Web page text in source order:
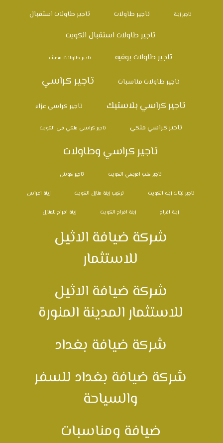
تاجير زينة تاجير طاولات تاجير طاولات استقبال
تاجير طاولات استقبال الكويت
تاجير طاولات بوفيه
تاجير طاولات مضيئة
تاجير طاولات مناسبات تاجير كراسي
تاجير كراسي بلاستيك تاجير كراسي عزاء
تاجير كراسي ملكي تاجير كراسي ملكي في الكويت
تاجير كراسي وطاولات
تاجير كنب امريكي الكويت تاجير كوش
تاجير ليتات زينه الكويت تركيب زينة منازل الكويت زينة اعراس
زينة افراح زينة افراح الكويت زينة افراح للمنازل
شركة ضيافة الاثيل
للاستثمار
شركة ضيافة الاثيل
للاستثمار المدينة المنورة
شركة ضيافة بغداد
شركة ضيافة بغداد للسفر
والسياحة
ضيافة ومناسبات